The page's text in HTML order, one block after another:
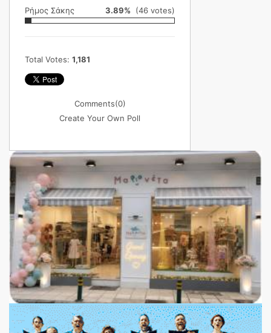
Ρήμος Σάκης 3.89% (46 votes)
Total Votes: 1,181
Comments(0)
Create Your Own Poll